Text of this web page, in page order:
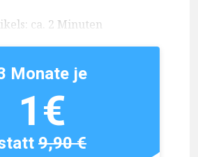
ca. 2 Minuten
Monate je
1€
9,90 €